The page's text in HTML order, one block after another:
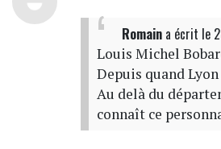
Romaina écrit le
Louis Michel
Depuis quand
Au delà du
connaît ce